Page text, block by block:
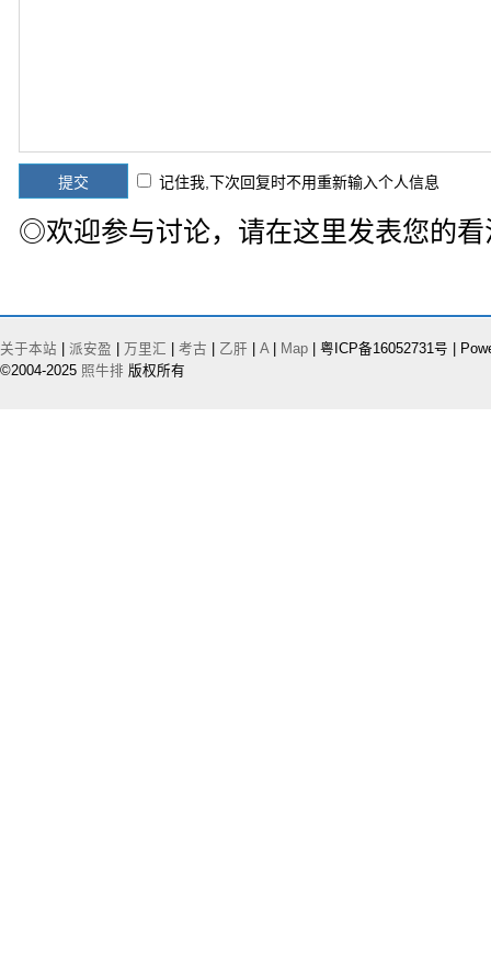
记住我,下次回复时不用重新输入个人信息
◎欢迎参与讨论，请在这里发表您的
关于本站 派安盈 万里汇 考古 乙肝 A| Map | 粤ICP备16052731号 |
©2004-2025 照牛排 版权所有